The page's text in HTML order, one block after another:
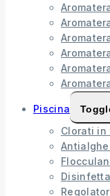
Piscina
Clorati in